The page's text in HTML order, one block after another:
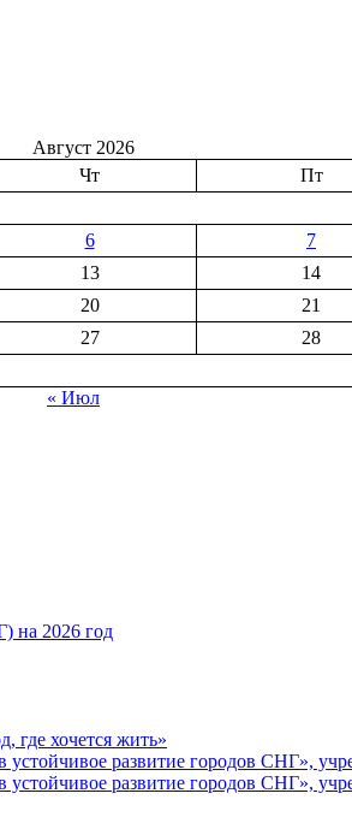
Август 2026
Чт Пт
6 7
13 14
20 21
27 28
« Июл
на 2026 год
хочется жить»
развитие городов СНГ»,
развитие городов СНГ»,